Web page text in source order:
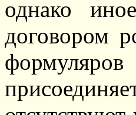
однако
договором